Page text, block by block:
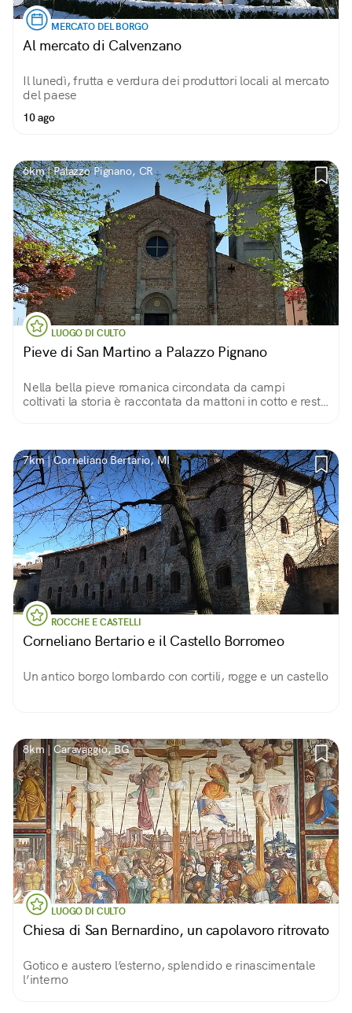
MERCATO DEL BORGO
Al mercato di Calvenzano
Il lunedì, frutta e verdura dei produttori locali al mercato
del paese
10 ago
6km | Palazzo Pignano, CR
LUOGO DI CULTO
Pieve di San Martino a Palazzo Pignano
Nella bella pieve romanica circondata da campi
coltivati la storia è raccontata da mattoni in cotto e resti
7km | Corneliano Bertario, MI
ROCCHE E CASTELLI
Corneliano Bertario e il Castello Borromeo
Un antico borgo lombardo con cortili, rogge e un castello
8km | Caravaggio, BG
LUOGO DI CULTO
Chiesa di San Bernardino, un capolavoro ritrovato
Gotico e austero l’esterno, splendido e rinascimentale
l’interno